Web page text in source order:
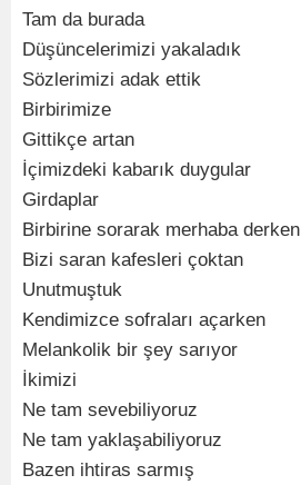
Tam da burada
Düşüncelerimizi yakaladık
Sözlerimizi adak ettik
Birbirimize
Gittikçe artan
İçimizdeki kabarık duygular
Girdaplar
Birbirine sorarak merhaba derken
Bizi saran kafesleri çoktan
Unutmuştuk
Kendimizce sofraları açarken
Melankolik bir şey sarıyor
İkimizi
Ne tam sevebiliyoruz
Ne tam yaklaşabiliyoruz
Bazen ihtiras sarmış